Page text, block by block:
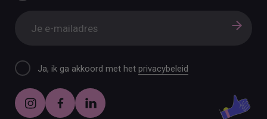
Ja, ik ga akkoord met hetprivacybeleid